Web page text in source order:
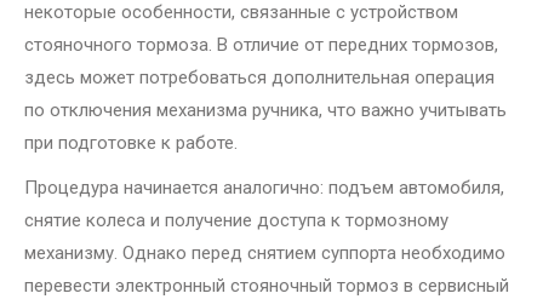
некоторые особенности, связанные с устройством
стояночного тормоза. В отличие от передних тормозов,
здесь может потребоваться дополнительная операция
по отключения механизма ручника, что важно учитывать
при подготовке к работе.
Процедура начинается аналогично: подъем автомобиля,
снятие колеса и получение доступа к тормозному
механизму. Однако перед снятием суппорта необходимо
перевести электронный стояночный тормоз в сервисный